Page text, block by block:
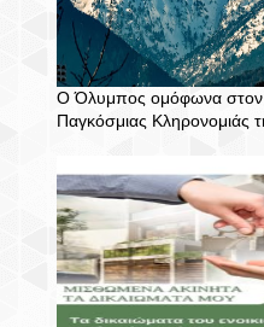
Ο Όλυμπος ομόφωνα στον
Παγκόσμιας Κληρονομιάς